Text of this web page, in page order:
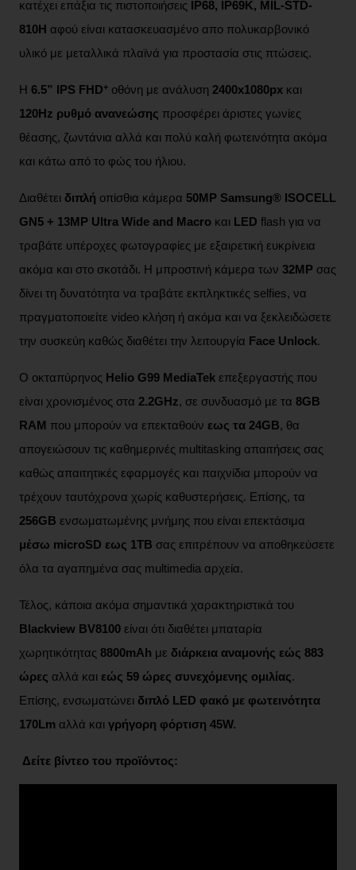
κατέχει επάξια τις πιστοποιήσεις
IP68, IP69K, MIL-STD-
810H αφού είναι κατασκευασμένο απο πολυκαρβονικό
υλικό με μεταλλικά πλαϊνά για προστασία στις πτώσεις.
Η 6.5” IPS FHD+ οθόνη με ανάλυση 2400x1080px και
120Hz ρυθμό ανανεώσης προσφέρει άριστες γωνίες
θέασης, ζωντάνια αλλά και πολύ καλή φωτεινότητα ακόμα
και κάτω από το φώς του ήλιου.
Διαθέτει διπλή οπίσθια κάμερα 50MP Samsung® ISOCELL
GN5 + 13MP Ultra Wide and Macro και LED flash για να
τραβάτε υπέροχες φωτογραφίες με εξαιρετική ευκρίνεια
ακόμα και στο σκοτάδι. Η μπροστινή κάμερα των 32MP σας
δίνει τη δυνατότητα να τραβάτε εκπληκτικές selfies, να
πραγματοποιείτε video κλήση ή ακόμα και να ξεκλειδώσετε
την συσκεύη καθώς διαθέτει την λειτουργία Face Unlock.
Ο οκταπύρηνος Helio G99 MediaTek επεξεργαστής που
είναι χρονισµένος στα 2.2GHz, σε συνδυασµό µε τα 8GB
RAM που μπορούν να επεκταθούν εως τα 24GB, θα
απογειώσουν τις καθηµερινές multitasking απαιτήσεις σας
καθώς απαιτητικές εφαρµογές και παιχνίδια μπορούν να
τρέχουν ταυτόχρονα χωρίς καθυστερήσεις. Επίσης, τα
256GB ενσωματωμένης μνήμης που είναι επεκτάσιμα
μέσω microSD εως 1ΤΒ σας επιτρέπουν να αποθηκεύσετε
όλα τα αγαπημένα σας multimedia αρχεία.
Τέλος, κάποια ακόμα σημαντικά χαρακτηριστικά του
Blackview BV8100 είναι ότι διαθέτει μπαταρία
χωρητικότητας 8800mAh με διάρκεια αναμονής εώς 883
ώρες αλλά και εώς 59 ώρες συνεχόμενης ομιλίας.
Επίσης, ενσωματώνει διπλό LED φακό με φωτεινότητα
170Lm αλλά και γρήγορη φόρτιση 45W.
Δείτε βίντεο του προϊόντος: